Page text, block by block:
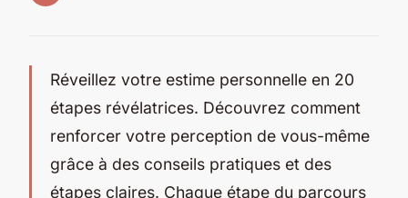
Réveillez votre estime personnelle en 20
étapes révélatrices. Découvrez comment
renforcer votre perception de vous-même
grâce à des conseils pratiques et des
étapes claires. Chaque étape du parcours